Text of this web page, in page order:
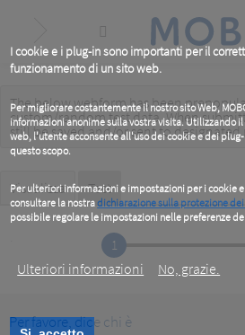
I cookie e i plug-in sono importanti per il
funzionamento di un sito web.
Per migliorare costantemente il nostro sito Web,
informazioni anonime sulla vostra visita. Utilizzando
web, l'utente acconsente all'uso dei cookie e dei
questo scopo.
Per ulteriori informazioni e impostazioni per i cookie
consultare la nostradichiarazione sulla protezione
possibile regolare le impostazioni nelle preferenze
Ulteriori informazioni
No, grazie.
content
Warning
message
The below webform has been
custom/random test data. When
still be savedand/orsent to designated
Primary
tabs
Visualizza Test(active
tab)
1
Per favore, dice chi è